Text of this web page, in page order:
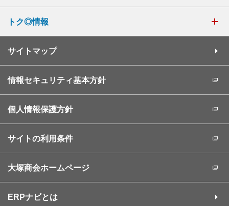
トク◎情報
サイトマップ
情報セキュリティ基本方針
個人情報保護方針
サイトの利用条件
大塚商会ホームページ
ERPナビとは